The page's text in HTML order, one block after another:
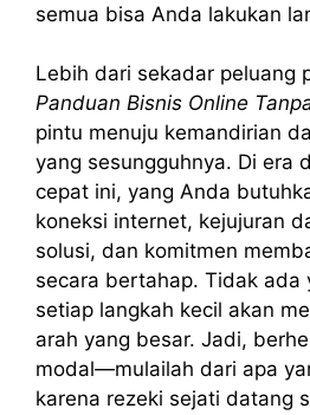
semua bisa Anda lakukan
Lebih dari sekadar peluang
Panduan Bisnis Online
pintu menuju kemandirian
yang sesungguhnya. Di era
cepat ini, yang Anda
koneksi internet, kejujuran
solusi, dan komitmen
secara bertahap. Tidak ada
setiap langkah kecil akan
arah yang besar. Jadi,
modal—mulailah dari apa
karena rezeki sejati datang